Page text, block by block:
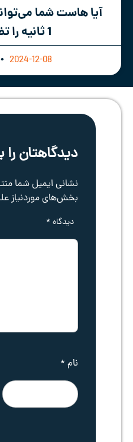
آیا هاست شما
1 ثانیه را تضمین کند؟
2024-12-08
دیدگاهتان را
نشانی ایمیل شما
بخش‌های موردنیاز
دیدگاه*
نام *